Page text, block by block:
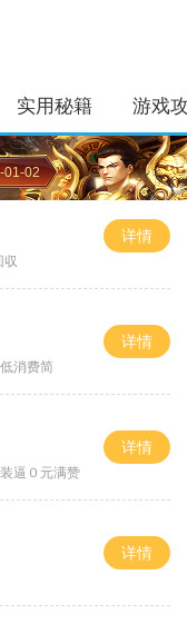
实用秘籍 游戏
01-02
収
详情
消费简
详情
逼０元满赞
详情
详情